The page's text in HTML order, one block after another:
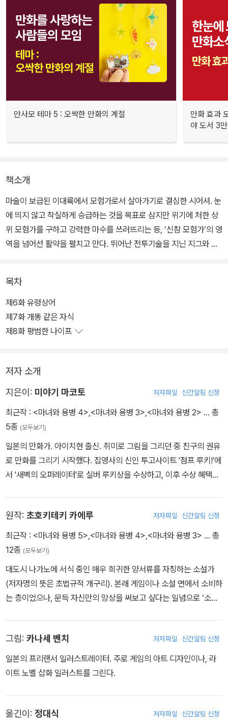
만사모 테마 5 : 오싹한 만화의 계절
만화 효과
야 도서 3
책소개
마술이 보급된 이대륙에서 모험가로서 살아가기로 결심한 시어셔. 눈
에 띄지 않고 착실하게 승급하는 것을 목표로 삼지만 위기에 처한 상
위 모험가를 구하고 강력한 마수를 쓰러뜨리는 등, ‘신참 모험가’의 영
역을 넘어선 활약을 펼치고 만다. 뛰어난 전투기술을 지닌 지그와 끝
목차
제6화 유령상어
제7화 개똥 같은 자식
제8화 평범한 나이프
저자 소개
지은이: 미야기 마코토 저자파일 신간알림 신청
최근작 : <마녀와 용병 4> <마녀와 용병 3> <마녀와 용병 2> … 총
5종 (모두보기)
일본의 만화가. 아이치현 출신. 취미로 그림을 그리던 중 친구의 권유
로 만화를 그리기 시작했다. 집영사의 신인 투고사이트 '점프 루키!'에
서 '새벽의 오퍼레이터'로 실버 루키상을 수상하고, 이후 수상 혜택으
원작: 초호키테키 카에루 저자파일 신간알림 신청
최근작 : <마녀와 용병 5> <마녀와 용병 4> <마녀와 용병 3> … 총
12종 (모두보기)
대도시 나가노에 서식 중인 매우 희귀한 양서류를 자칭하는 소설가
(저자명의 뜻은 초법규적 개구리). 본래 게임이나 소설 면에서 소비하
는 층이었으나, 문득 자신만의 망상을 써보고 싶다는 일념으로 ‘소설
수상하며 정식 소설가로 데뷔했다.
그림: 카나세 벤치 저자파일 신간알림 신청
일본의 프리랜서 일러스트레이터. 주로 게임의 아트 디자인이나, 라
이트 노벨 삽화 일러스트를 그린다.
옮긴이: 정대식 저자파일 신간알림 신청